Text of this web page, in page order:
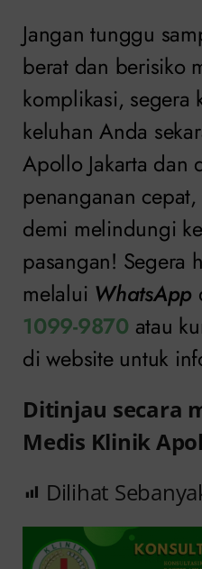
Jangan tunggu
berat dan berisiko
komplikasi, segera
keluhan Anda
Apollo Jakarta dan
penanganan
demi melindungi
pasangan! Segera
melalui WhatsApp
1099-9870 atau
di website untuk
Ditinjau secara
Medis Klinik
Dilihat